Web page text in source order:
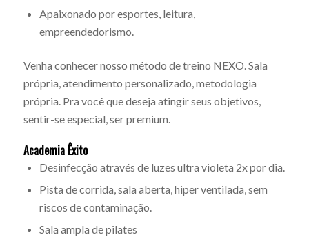
Apaixonado por esportes, leitura,
empreendedorismo.
Venha conhecer nosso método de treino NEXO. Sala
própria, atendimento personalizado, metodologia
própria. Pra você que deseja atingir seus objetivos,
sentir-se especial, ser premium.
Academia Êxito
Desinfecção através de luzes ultra violeta 2x por dia.
Pista de corrida, sala aberta, hiper ventilada, sem
riscos de contaminação.
Sala ampla de pilates